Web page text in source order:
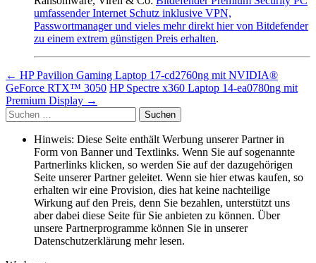
umfassender Internet Schutz inklusive VPN,
Passwortmanager und vieles mehr direkt hier von Bitdefender
zu einem extrem günstigen Preis erhalten.
Beitragsnavigation
← HP Pavilion Gaming Laptop 17-cd2760ng mit NVIDIA®
GeForce RTX™ 3050 HP Spectre x360 Laptop 14-ea0780ng mit
Premium Display →
Suche
nach:
Hinweis: Diese Seite enthält Werbung unserer Partner in
Form von Banner und Textlinks. Wenn Sie auf sogenannte
Partnerlinks klicken, so werden Sie auf der dazugehörigen
Seite unserer Partner geleitet. Wenn sie hier etwas kaufen, so
erhalten wir eine Provision, dies hat keine nachteilige
Wirkung auf den Preis, denn Sie bezahlen, unterstützt uns
aber dabei diese Seite für Sie anbieten zu können. Über
unsere Partnerprogramme können Sie in unserer
Datenschutzerklärung mehr lesen.